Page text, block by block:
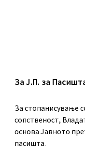
За Ј.П. за
За стопанисување
сопственост,
основа Јавното
пасишта.